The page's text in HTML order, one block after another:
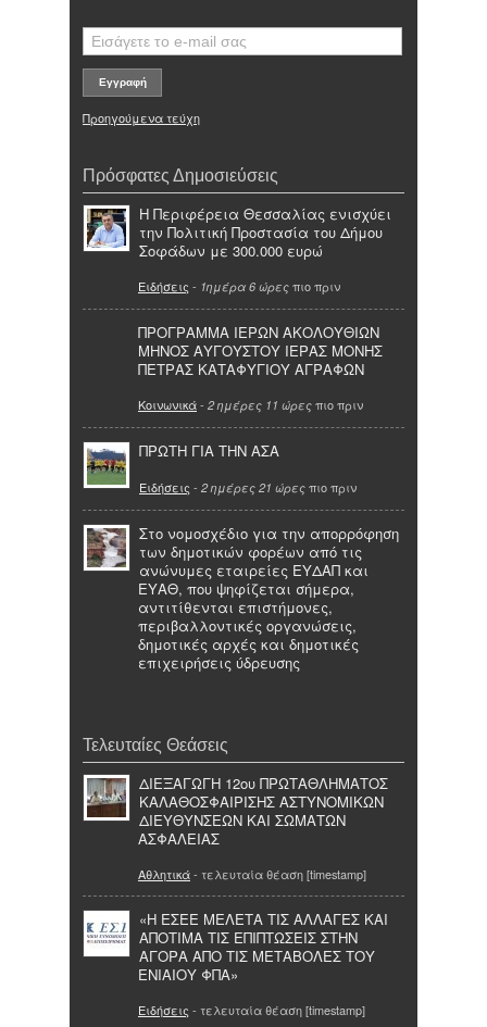
Προηγούμενα τεύχη
Πρόσφατες Δημοσιεύσεις
Η Περιφέρεια Θεσσαλίας ενισχύει
την Πολιτική Προστασία του Δήμου
Σοφάδων με 300.000 ευρώ
Ειδήσεις - 1ημέρα 6 ώρες πιο πριν
ΠΡΟΓΡΑΜΜΑ ΙΕΡΩΝ ΑΚΟΛΟΥΘΙΩΝ
ΜΗΝΟΣ ΑΥΓΟΥΣΤΟΥ ΙΕΡΑΣ ΜΟΝΗΣ
ΠΕΤΡΑΣ ΚΑΤΑΦΥΓΙΟΥ ΑΓΡΑΦΩΝ
Κοινωνικά- 2 ημέρες 11 ώρες πιο πριν
ΠΡΩΤΗ ΓΙΑ ΤΗΝ ΑΣΑ
Ειδήσεις - 2 ημέρες 21 ώρες πιο πριν
Στο νομοσχέδιο για την απορρόφηση
των δημοτικών φορέων από τις
ανώνυμες εταιρείες ΕΥΔΑΠ και
ΕΥΑΘ, που ψηφίζεται σήμερα,
αντιτίθενται επιστήμονες,
περιβαλλοντικές οργανώσεις,
δημοτικές αρχές και δημοτικές
επιχειρήσεις ύδρευσης
Τελευταίες Θεάσεις
ΔΙΕΞΑΓΩΓΗ 12ου ΠΡΩΤΑΘΛΗΜΑΤΟΣ
ΚΑΛΑΘΟΣΦΑΙΡΙΣΗΣ ΑΣΤΥΝΟΜΙΚΩΝ
ΔΙΕΥΘΥΝΣΕΩΝ ΚΑΙ ΣΩΜΑΤΩΝ
ΑΣΦΑΛΕΙΑΣ
Αθλητικά- τελευταία θέαση [timestamp]
«Η ΕΣΕΕ ΜΕΛΕΤΑ ΤΙΣ ΑΛΛΑΓΕΣ ΚΑΙ
ΑΠΟΤΙΜΑ ΤΙΣ ΕΠΙΠΤΩΣΕΙΣ ΣΤΗΝ
ΑΓΟΡΑ ΑΠΟ ΤΙΣ ΜΕΤΑΒΟΛΕΣ ΤΟΥ
ΕΝΙΑΙΟΥ ΦΠΑ»
Ειδήσεις - τελευταία θέαση [timestamp]